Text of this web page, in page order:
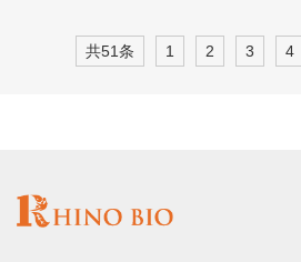
共51条 1 2 3 4